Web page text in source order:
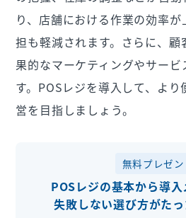
り、店舗における作業の効率
担も軽減されます。さらに、顧
果的なマーケティングやサー
す。POSレジを導入して、よ
営を目指しましょう。
無料プレゼン
POSレジの基本から導入
失敗しない選び方がた